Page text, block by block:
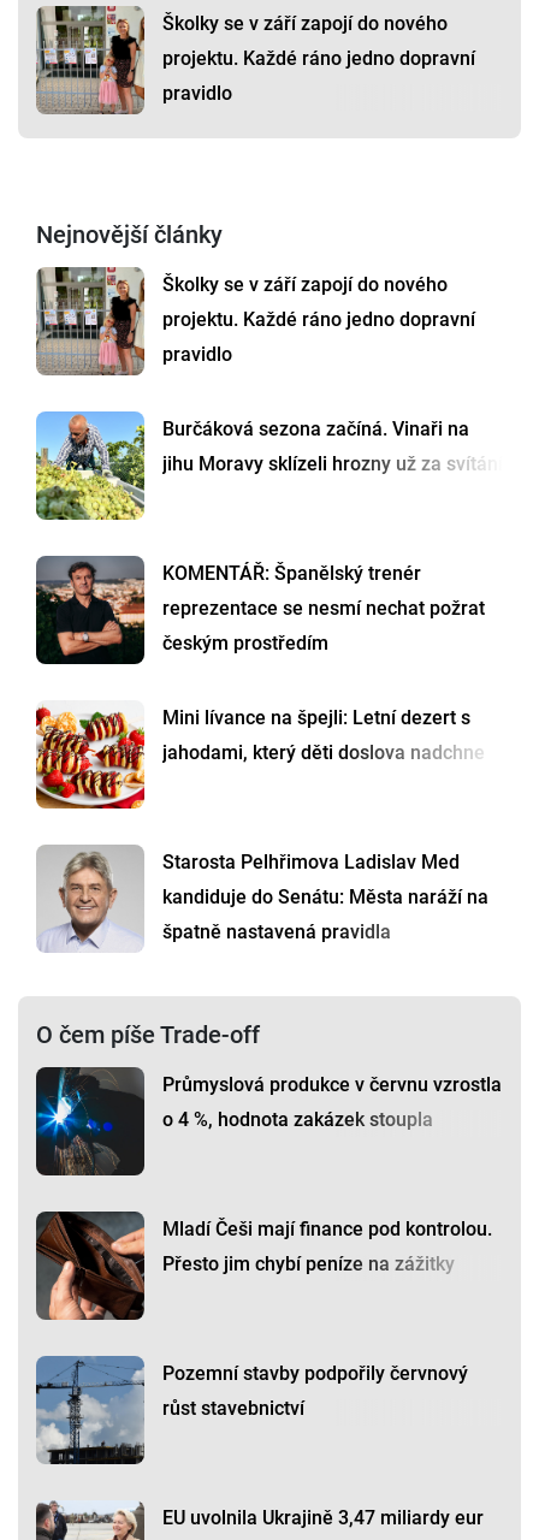
Školky se v září zapojí do nového
projektu. Každé ráno jedno dopravní
pravidlo
Nejnovější články
Školky se v září zapojí do nového
projektu. Každé ráno jedno dopravní
pravidlo
Burčáková sezona začíná. Vinaři na
jihu Moravy sklízeli hrozny už za svítání
KOMENTÁŘ: Španělský trenér
reprezentace se nesmí nechat požrat
českým prostředím
Mini lívance na špejli: Letní dezert s
jahodami, který děti doslova nadchne
Starosta Pelhřimova Ladislav Med
kandiduje do Senátu: Města naráží na
špatně nastavená pravidla
O čem píše Trade-off
Průmyslová produkce v červnu vzrostla
o 4 %, hodnota zakázek stoupla
Mladí Češi mají finance pod kontrolou.
Přesto jim chybí peníze na zážitky
Pozemní stavby podpořily červnový
růst stavebnictví
EU uvolnila Ukrajině 3,47 miliardy eur